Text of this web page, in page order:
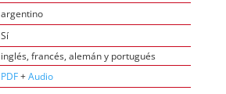
argentino
Sí
inglés, francés, alemán y portugués
PDF+Audio